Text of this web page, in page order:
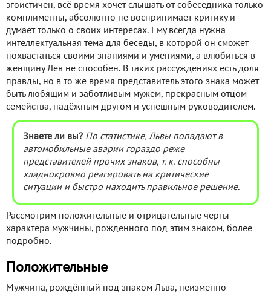
эгоистичен, всё время хочет слышать от собеседника только
комплименты, абсолютно не воспринимает критику и
думает только о своих интересах. Ему всегда нужна
интеллектуальная тема для беседы, в которой он сможет
похвастаться своими знаниями и умениями, а влюбиться в
женщину Лев не способен. В таких рассуждениях есть доля
правды, но в то же время представитель этого знака может
быть любящим и заботливым мужем, прекрасным отцом
семейства, надёжным другом и успешным руководителем.
Знаете ли вы? По статистике, Львы попадают в
автомобильные аварии гораздо реже
представителей прочих знаков, т. к. способны
хладнокровно реагировать на критические
ситуации и быстро находить правильное решение.
Рассмотрим положительные и отрицательные черты
характера мужчины, рождённого под этим знаком, более
подробно.
Положительные
Мужчина, рождённый под знаком Льва, неизменно